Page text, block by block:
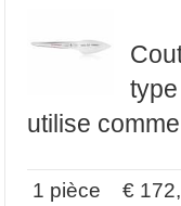
utilise
1 pièce €